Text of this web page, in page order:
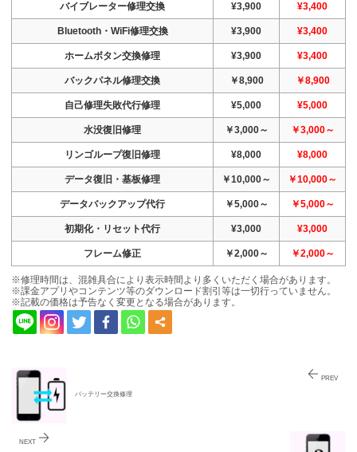
バイブレーター修理交換 ¥3,900 ¥3,400
Bluetooth・WiFi修理交換 ¥3,900 ¥3,400
ホームボタン交換修理 ¥3,900 ¥3,400
バックパネル修理交換 ￥8,900 ￥8,900
自己修理失敗代行修理 ¥5,000 ¥5,000
水没復旧修理 ￥3,000～ ￥3,000～
リンゴループ復旧修理 ¥8,000 ¥8,000
データ復旧・基板修理 ￥10,000～ ￥10,000～
データバックアップ代行 ￥5,000～ ￥5,000～
初期化・リセット代行 ¥3,000 ¥3,000
フレーム修正 ￥2,000～ ￥2,000～
※修理時間は、混雑具合により表示時間より多くいただく場合があります。
※課金アプリやコンテンツ等のダウンロード割引等は一切行っていません。
※記載の価格は予告なく変更となる場合があります。
PREV
バッテリー交換修理
NEXT